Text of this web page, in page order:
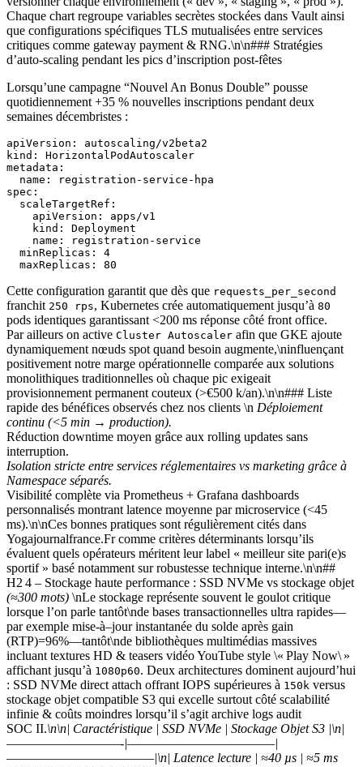
Chaque chart regroupe variables secrètes stockées dans Vault ainsi
que configurations spécifiques TLS mutualisées entre services
critiques comme gateway payment & RNG.\n\n### Stratégies
d’auto‑scaling pendant les pics d’inscription post‐fêtes
Lorsqu’une campagne “Nouvel An Bonus Double” pousse
quotidiennement +35 % nouvelles inscriptions pendant deux
semaines décembristes :
apiVersion: autoscaling/v2beta2
kind: HorizontalPodAutoscaler
metadata:
  name: registration-service-hpa
spec:
  scaleTargetRef:
    apiVersion: apps/v1
    kind: Deployment
    name: registration-service
  minReplicas: 4
Cette configuration garantit que dès que requests_per_second
franchit 250 rps, Kubernetes crée automatiquement jusqu’à 80
pods identiques garantissant <200 ms réponse côté front office.
Par ailleurs on active Cluster Autoscaler afin que GKE ajoute
dynamiquement nœuds spot quand besoin augmente,\ninfluençant
positivement notre marge opérationnelle comparée aux solutions
monolithiques traditionnelles où chaque pic exigeait
provisionnement permanent couteux (>€500 k/an).\n\n### Liste
rapide des bénéfices observés chez nos clients \n Déploiement
continu (<5 min → production).
Réduction downtime moyen grâce aux rolling updates sans
interruption.
Isolation stricte entre services réglementaires vs marketing grâce à
Namespace séparés.
Visibilité complète via Prometheus + Grafana dashboards
personnalisés montrant latence moyenne par microservice (<45
ms).\n\nCes bonnes pratiques sont régulièrement cités dans
Yogajournalfrance.Fr comme critères déterminants lorsqu’ils
évaluent quels opérateurs méritent leur label « meilleur site pari(e)s
sportif » basé notamment sur robustesse technique interne.\n\n##
H2 4 – Stockage haute performance : SSD NVMe vs stockage objet
(≈300 mots) \nLe stockage représente souvent le goulot critique
lorsque l’on parle tantôt\nde bases transactionnelles ultra rapides—
par exemple mise-à–jour instantanée du solde après gain
(RTP)=96%—tantôt\nde bibliothèques multimédias massives
incluant textures HD & teasers vidéo YouTube style \« Play Now\ »
affichant jusqu’à 1080p60. Deux architectures dominent aujourd’hui
: SSD NVMe direct attach offrant IOPS supérieures à 150k versus
stockage objet compatible S3 qui excelle surtout côté scalabilité
infinie & coûts moindres lorsqu’il s’agit archive logs audit
SOC II.\n\n| Caractéristique | SSD NVMe | Stockage Objet S3 |\n|
——————————-|—————————————|
—————————————|\n| Latence lecture | ≈40 µs | ≈5 ms